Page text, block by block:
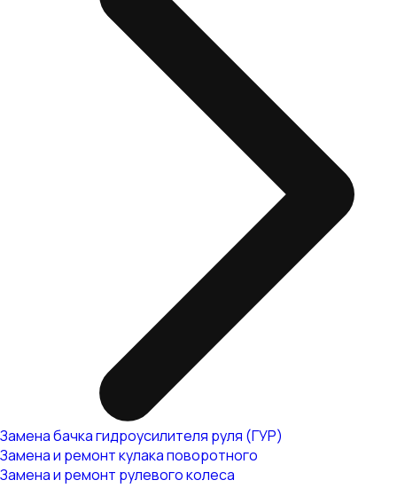
Замена бачка гидроусилителя руля (ГУР)
Замена и ремонт кулака поворотного
Замена и ремонт рулевого колеса